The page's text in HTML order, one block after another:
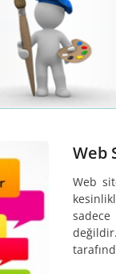
Web
Web